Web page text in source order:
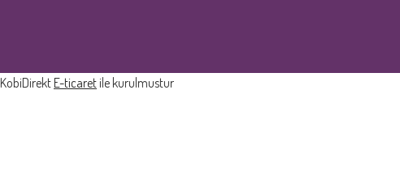
KobiDirektE-ticaret ile kurulmustur